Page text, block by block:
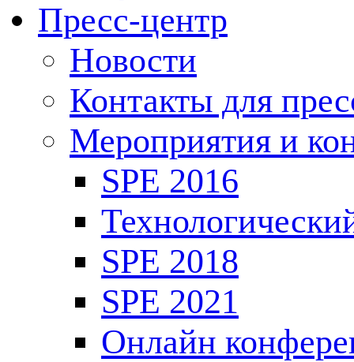
Пресс-центр
Новости
Контакты для
Мероприятия и
SPE 2016
SPE 2018
SPE 2021
Онлайн